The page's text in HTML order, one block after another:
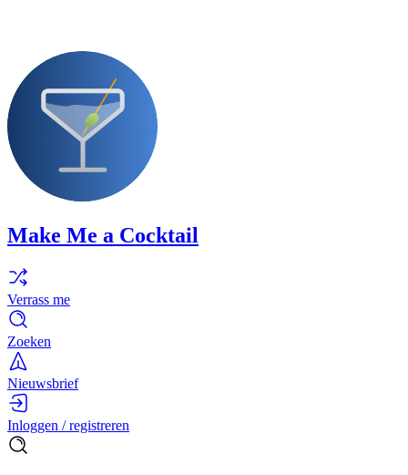
Make Me a Cocktail
Verrass me
Zoeken
Nieuwsbrief
Inloggen / registreren